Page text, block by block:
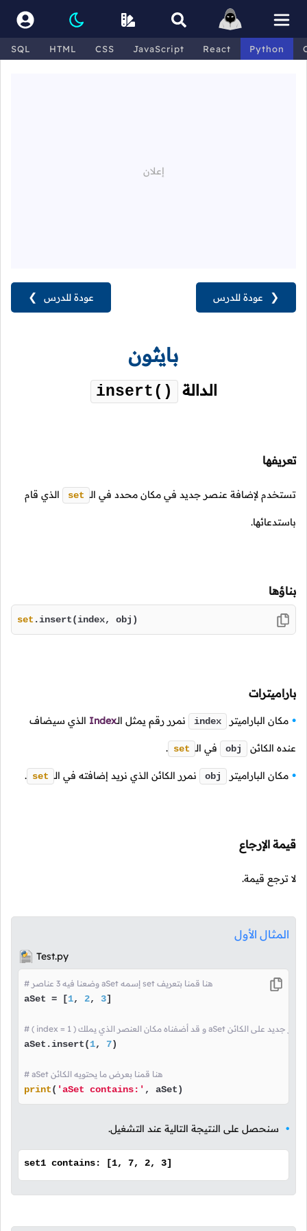
SQL HTML CSS JavaScript React Python
عودة للدرس ❯ ❮ عودة للدرس
بايثون
الدالة insert()
تعريفها
تستخدم لإضافة عنصر جديد في مكان محدد في الـ set الذي قام
باستدعائها.
بناؤها
set .insert(index, obj)
باراميترات
مكان الباراميتر index نمرر رقم يمثل الـIndex الذي سيضاف
عنده الكائن obj في الـ set
.
مكان الباراميتر obj نمرر الكائن الذي نريد إضافته في الـ set
.
قيمة الإرجاع
لا ترجع قيمة.
المثال الأول
Test.py
# وضعنا فيه 3 عناصر aSet إسمه set هنا قمنا بتعريف
aSet = [1, 2, 3]
aSet.insert(1, 7)
# aSet هنا قمنا بعرض ما يحتويه الكائن
print( 'aSet contains:' , aSet)
سنحصل على النتيجة التالية عند التشغيل.
set1 contains: [1, 7, 2, 3]